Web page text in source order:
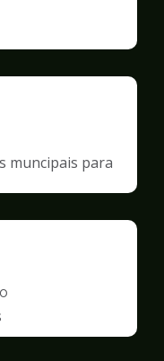
muncipais para